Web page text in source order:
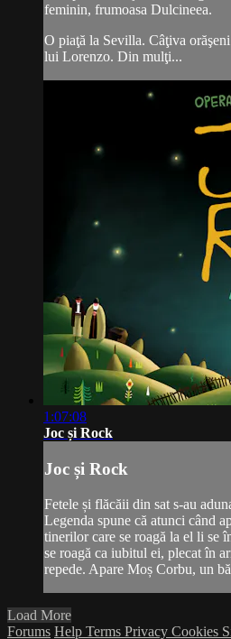
feminin, frumoasa Dulcineea.
O piaţă la Sevilla. Câţiva
lui Lorenzo. Din mulţi...
1:07:08
Joc și Rock
Joc și Rock
Fetele și flăcăii din sat s-au
Legenda spune că atunci când
tinerilor care se roagă la el li se
se roagă ca iubitul ei, plecat în
repede. Apare Moș Corbu, un
Load More
Forums Help Terms Privacy Cookies